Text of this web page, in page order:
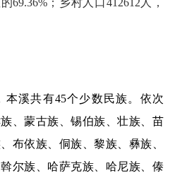
溪共有45个少数民族。依次
、蒙古族、锡伯族、壮族、苗
布依族、侗族、黎族、彝族、
尔族、哈萨克族、哈尼族、傣